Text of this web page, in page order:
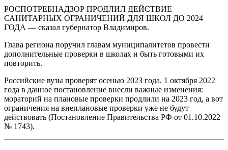
РОСПОТРЕБНАДЗОР ПРОДЛИЛ ДЕЙСТВИЕ
САНИТАРНЫХ ОГРАНИЧЕНИЙ ДЛЯ ШКОЛ ДО 2024
ГОДА — сказал губернатор Владимиров.
Глава региона поручил главам муниципалитетов провести
дополнительные проверки в школах и быть готовыми их
повторить.
Российские вузы проверят осенью 2023 года. 1 октября 2022
года в данное постановление внесли важные изменения:
мораторий на плановые проверки продлили на 2023 год, а вот
ограничения на внеплановые проверки уже не будут
действовать (Постановление Правительства РФ от 01.10.2022
№ 1743).